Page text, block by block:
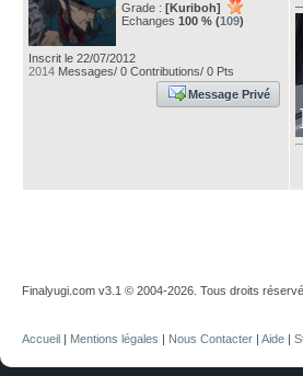
Grade : [Kuriboh]
Echanges 100 % (109)
Inscrit le 22/07/2012
2014 Messages/ 0 Contributions/ 0 Pts
Message Privé
Finalyugi.com v3.1 © 2004-2026. Tous droits
Accueil | Mentions légales | Nous Contacter | Aide |